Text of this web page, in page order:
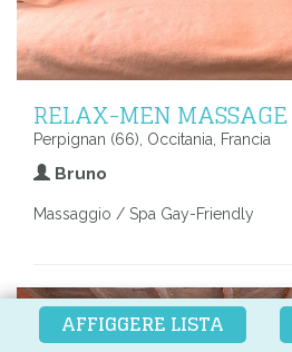
RELAX-MEN MASSAGE
Perpignan (66), Occitania, Francia
Bruno
Massaggio / Spa Gay-Friendly
AFFIGGERE LISTA